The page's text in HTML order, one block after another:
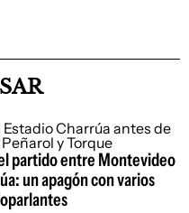
partido entre Montevideo
un apagón con varios